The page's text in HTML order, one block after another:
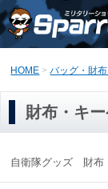
HOME バッグ・財
財布・キ
自衛隊グッズ 財